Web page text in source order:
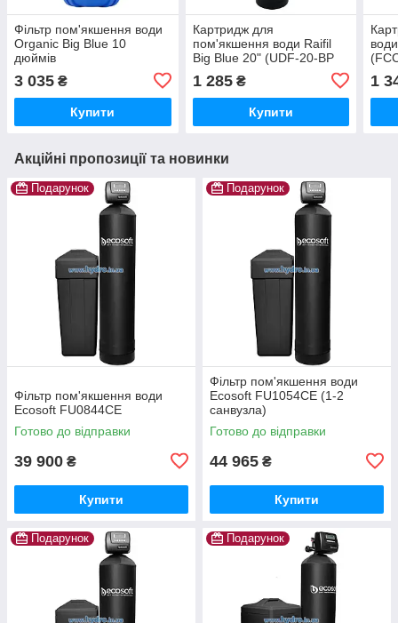
Фільтр пом'якшення води
Organic Big Blue 10
дюймів
3 035 ₴
Купити
Картридж для
пом'якшення води Raifil
Big Blue 20" (UDF-20-BP
1 285₴
Купити
1
Акційні пропозиції та новинки
Подарунок
Фільтр пом'якшення води
Ecosoft FU0844CE
Готово до відправки
39 900 ₴
Купити
Подарунок
Фільтр пом'якшення води
Ecosoft FU1054CE (1-2
санвузла)
Готово до відправки
44 965 ₴
Купити
Подарунок Подарунок